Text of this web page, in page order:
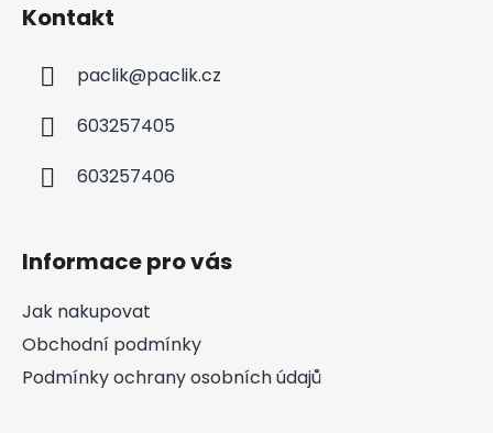
Kontakt
paclik@paclik.cz
603257405
603257406
Informace pro vás
Jak nakupovat
Obchodní podmínky
Podmínky ochrany osobních údajů